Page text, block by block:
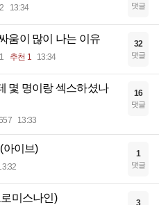
13:34 댓글
움이 많이 나는 이유
추천 1 13:34
32
댓글
몇 명이랑 섹스하셨나
13:33
16
댓글
아이브) 1
댓글
미스나인) 3